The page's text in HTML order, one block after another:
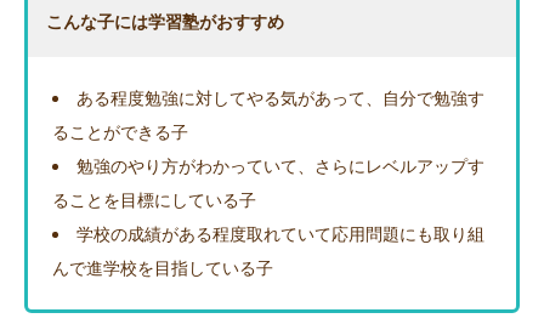
こんな子には学習塾がおすすめ
ある程度勉強に対してやる気があって、自分で勉強す
ることができる子
勉強のやり方がわかっていて、さらにレベルアップす
ることを目標にしている子
学校の成績がある程度取れていて応用問題にも取り組
んで進学校を目指している子